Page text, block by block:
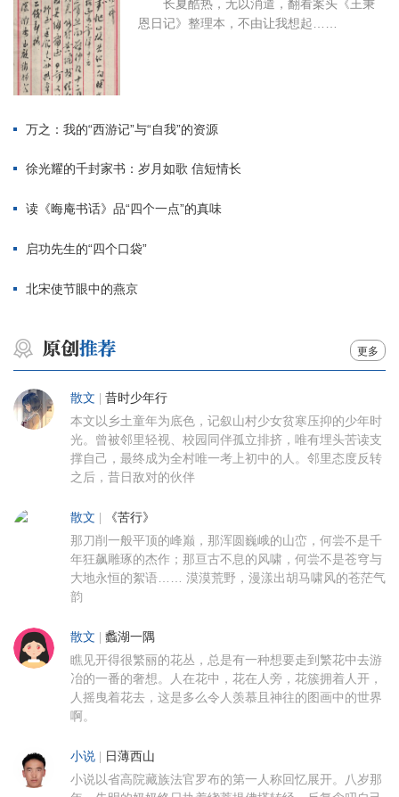
长夏酷热，无以消遣，翻看案头《王秉
恩日记》整理本，不由让我想起……
万之：我的“西游记”与“自我”的资源
徐光耀的千封家书：岁月如歌 信短情长
读《晦庵书话》品“四个一点”的真味
启功先生的“四个口袋”
北宋使节眼中的燕京
更多
散文 昔时少年行
本文以乡土童年为底色，记叙山村少女贫寒压抑的少年时
光。曾被邻里轻视、校园同伴孤立排挤，唯有埋头苦读支
撑自己，最终成为全村唯一考上初中的人。邻里态度反转
之后，昔日敌对的伙伴
散文 《苦行》
那刀削一般平顶的峰巅，那浑圆巍峨的山峦，何尝不是千
年狂飙雕琢的杰作；那亘古不息的风啸，何尝不是苍穹与
大地永恒的絮语…… 漠漠荒野，漫漾出胡马啸风的苍茫气
韵
散文 蠡湖一隅
瞧见开得很繁丽的花丛，总是有一种想要走到繁花中去游
冶的一番的奢想。人在花中，花在人旁，花簇拥着人开，
人摇曳着花去，这是多么令人羡慕且神往的图画中的世界
啊。
小说 日薄西山
小说以省高院藏族法官罗布的第一人称回忆展开。八岁那